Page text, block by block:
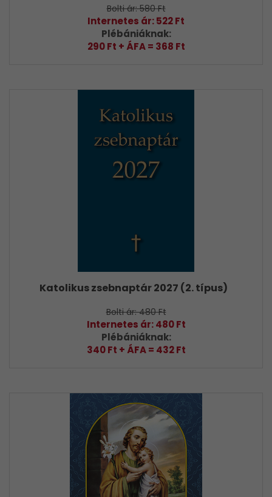
Bolti ár: 580 Ft
Internetes ár: 522 Ft
Plébániáknak:
290 Ft + ÁFA = 368 Ft
Katolikus zsebnaptár 2027 (2. típus)
Bolti ár: 480 Ft
Internetes ár: 480 Ft
Plébániáknak:
340 Ft + ÁFA = 432 Ft